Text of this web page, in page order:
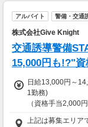
＜日払いOK（規定
仕事が終わってか
不要♪
＿＿＿＿＿＿＿＿
比べてみてくださ
隊員さんたちの『
￣￣￣Ｖ￣￣￣￣
◆ガッツリ働くA
夜勤日給15,500円
アルバイト 警備・交通
株式会社Give Knight
交通誘導警備
15,000円も!?"
日給13,000円～
1勤務)
（資格手当2,000
☆資格取得支援制
※検定取得しない
上記は募集エリア